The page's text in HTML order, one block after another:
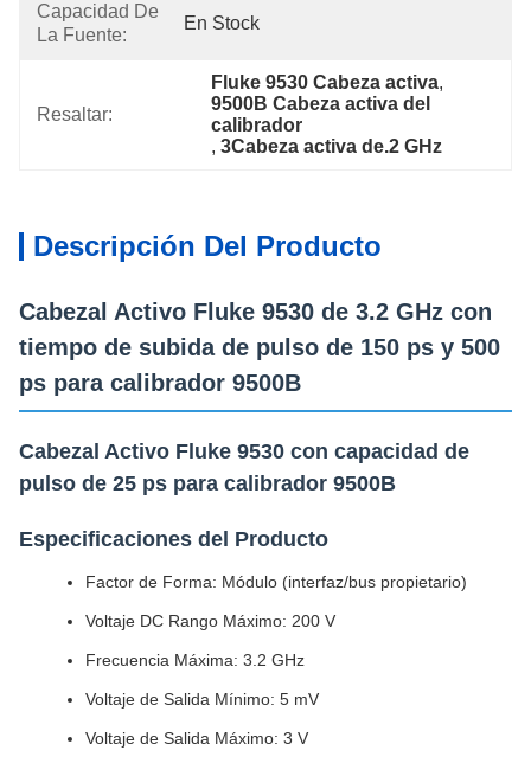
Capacidad De
La Fuente:
En Stock
Resaltar:
Fluke 9530 Cabeza activa,
9500B Cabeza activa del
calibrador
, 3Cabeza activa de.2 GHz
Descripción Del Producto
Cabezal Activo Fluke 9530 de 3.2 GHz con
tiempo de subida de pulso de 150 ps y 500
ps para calibrador 9500B
Cabezal Activo Fluke 9530 con capacidad de
pulso de 25 ps para calibrador 9500B
Especificaciones del Producto
Factor de Forma: Módulo (interfaz/bus propietario)
Voltaje DC Rango Máximo: 200 V
Frecuencia Máxima: 3.2 GHz
Voltaje de Salida Mínimo: 5 mV
Voltaje de Salida Máximo: 3 V